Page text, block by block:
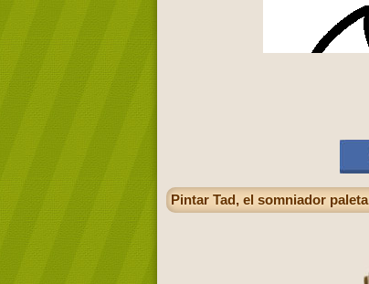
Pintar Tad, el somniador paleta